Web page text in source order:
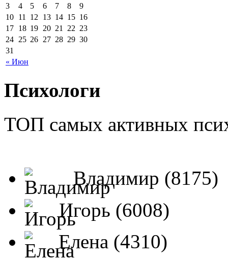
« Июн
3
4 5 6 7 8
9
10 11 12 13 14 15 16
17 18 19 20 21 22 23
24 25 26 27 28 29 30
31
Психологи
ТОП самых активных
Владимир (8175)
Игорь (6008)
Елена (4310)